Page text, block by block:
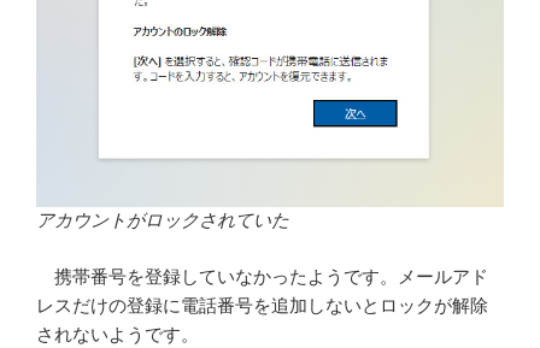
アカウントがロックされていた
携帯番号を登録していなかったようです。メールアド
レスだけの登録に電話番号を追加しないとロックが解除
されないようです。